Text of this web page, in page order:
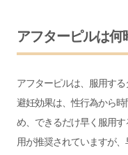
アフターピルは何
アフターピルは、服用す
避妊効果は、性行為から
め、できるだけ早く服用
用が推奨されていますが